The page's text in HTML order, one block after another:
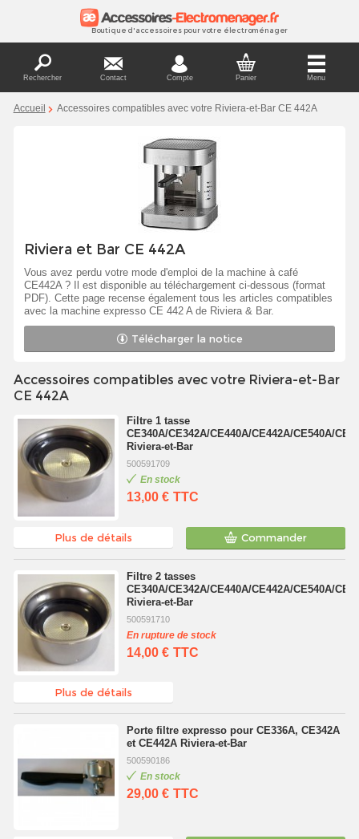
Boutique d'accessoires pour votre électroménager
Rechercher Contact Compte Panier Menu
Accueil Accessoires compatibles avec votre Riviera-et-Bar CE 442A
Riviera et Bar CE 442A
Vous avez perdu votre mode d'emploi de la machine à café
CE442A ? Il est disponible au téléchargement ci-dessous (format
PDF). Cette page recense également tous les articles compatibles
avec la machine expresso CE 442 A de Riviera & Bar.
Télécharger la notice
Accessoires compatibles avec votre Riviera-et-Bar
CE 442A
Filtre 1 tasse
CE340A/CE342A/CE440A/CE442A/CE540A/
Riviera-et-Bar
500591709
En stock
13,00 € TTC
Plus de détails Commander
Filtre 2 tasses
CE340A/CE342A/CE440A/CE442A/CE540A/
Riviera-et-Bar
500591710
En rupture de stock
14,00 € TTC
Plus de détails
Porte filtre expresso pour CE336A, CE342A
et CE442A Riviera-et-Bar
500590186
En stock
29,00 € TTC